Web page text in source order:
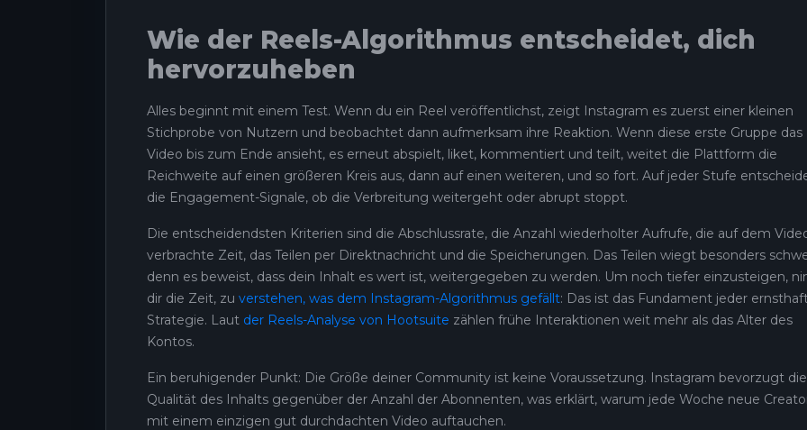
Wie der Reels-Algorithmus entscheidet, dich
hervorzuheben
Alles beginnt mit einem Test. Wenn du ein Reel veröffentlichst, zeigt Instagram es zuerst einer kleinen
Stichprobe von Nutzern und beobachtet dann aufmerksam ihre Reaktion. Wenn diese erste Gruppe das
Video bis zum Ende ansieht, es erneut abspielt, liket, kommentiert und teilt, weitet die Plattform die
Reichweite auf einen größeren Kreis aus, dann auf einen weiteren, und so fort. Auf jeder Stufe
die Engagement-Signale, ob die Verbreitung weitergeht oder abrupt stoppt.
Die entscheidendsten Kriterien sind die Abschlussrate, die Anzahl wiederholter Aufrufe, die auf dem
verbrachte Zeit, das Teilen per Direktnachricht und die Speicherungen. Das Teilen wiegt besonders
denn es beweist, dass dein Inhalt es wert ist, weitergegeben zu werden. Um noch tiefer einzusteigen,
dir die Zeit, zu verstehen, was dem Instagram-Algorithmus gefällt: Das ist das Fundament jeder
Strategie. Laut der Reels-Analyse von Hootsuite zählen frühe Interaktionen weit mehr als das Alter des
Kontos.
Ein beruhigender Punkt: Die Größe deiner Community ist keine Voraussetzung. Instagram bevorzugt die
Qualität des Inhalts gegenüber der Anzahl der Abonnenten, was erklärt, warum jede Woche neue
mit einem einzigen gut durchdachten Video auftauchen.